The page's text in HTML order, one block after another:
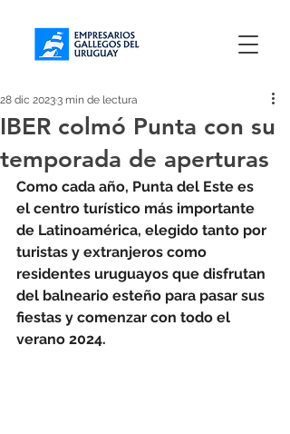
IBER colmó Punta con su
temporada de aperturas
28 dic 20233 min de lectura
Como cada año, Punta del Este es
el centro turístico más importante
de Latinoamérica, elegido tanto por
turistas y extranjeros como
residentes uruguayos que disfrutan
del balneario esteño para pasar sus
fiestas y comenzar con todo el
verano 2024.